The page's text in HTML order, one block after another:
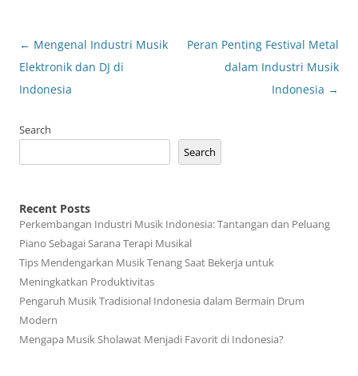
Post
navigation
← Mengenal Industri Musik
Elektronik dan DJ di
Indonesia
Peran Penting Festival Metal
dalam Industri Musik
Indonesia →
Search
Search
Recent Posts
Perkembangan Industri Musik Indonesia: Tantangan dan Peluang
Piano Sebagai Sarana Terapi Musikal
Tips Mendengarkan Musik Tenang Saat Bekerja untuk
Meningkatkan Produktivitas
Pengaruh Musik Tradisional Indonesia dalam Bermain Drum
Modern
Mengapa Musik Sholawat Menjadi Favorit di Indonesia?